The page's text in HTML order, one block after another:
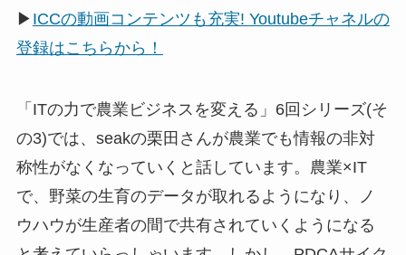
▶ ICCの動画コンテンツも充実! Youtubeチャネルの
登録はこちらから！
「ITの力で農業ビジネスを変える」6回シリーズ(そ
の3)では、seakの栗田さんが農業でも情報の非対
称性がなくなっていくと話しています。農業×IT
で、野菜の生育のデータが取れるようになり、ノ
ウハウが生産者の間で共有されていくようになる